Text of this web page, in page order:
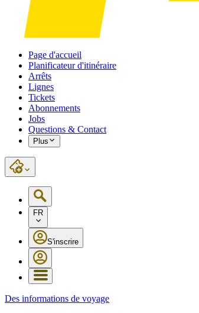
Page d'accueil
Planificateur d'itinéraire
Arrêts
Lignes
Tickets
Abonnements
Jobs
Questions & Contact
Plus
FR
S'inscrire
Des informations de voyage